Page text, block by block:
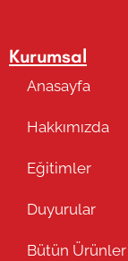
Kurumsal
Anasayfa
Hakkımızda
Eğitimler
Duyurular
Bütün Ürünler